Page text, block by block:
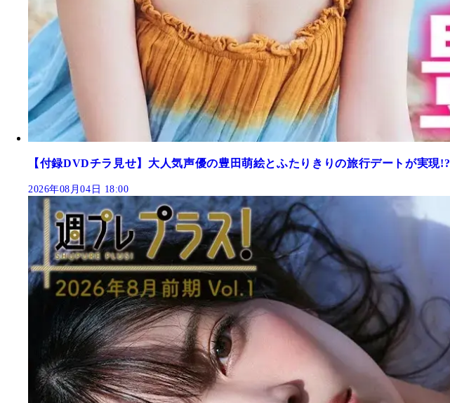
【付録DVDチラ見せ】大人気声優の豊田萌絵とふたりきりの旅行デートが実現!?
2026年08月04日 18:00